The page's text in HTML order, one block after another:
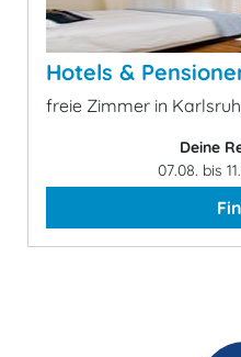
Hotels &
freie Zimmer in
Deine
07.08. bis